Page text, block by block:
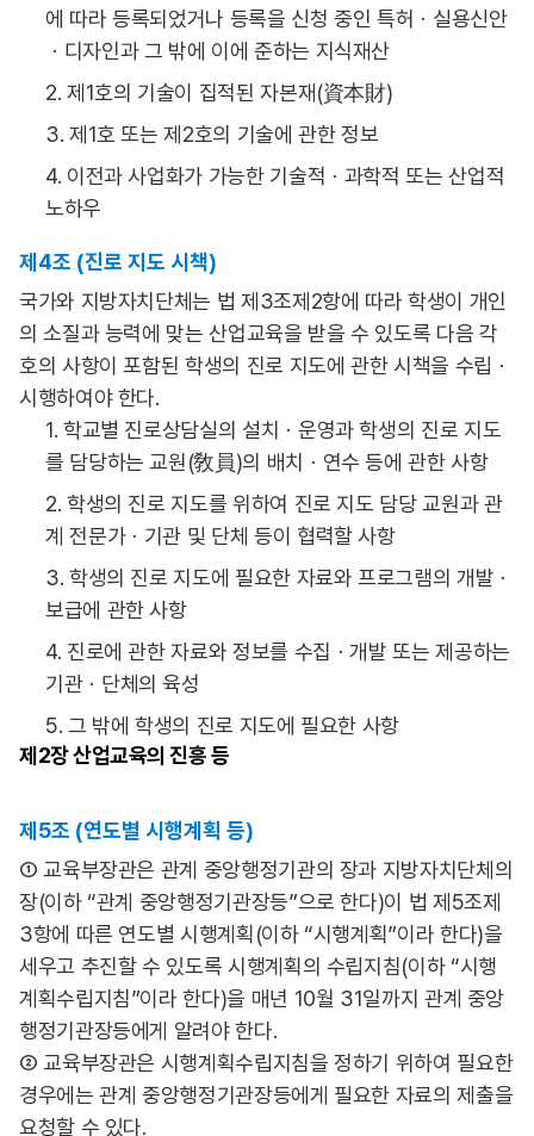
에 따라 등록되었거나 등록을 신청 중인 특허ㆍ실용신안
ㆍ디자인과 그 밖에 이에 준하는 지식재산
2. 제1호의 기술이 집적된 자본재(資本財)
3. 제1호 또는 제2호의 기술에 관한 정보
4. 이전과 사업화가 가능한 기술적ㆍ과학적 또는 산업적
노하우
제4조 (진로 지도 시책)
국가와 지방자치단체는 법 제3조제2항에 따라 학생이 개인
의 소질과 능력에 맞는 산업교육을 받을 수 있도록 다음 각
호의 사항이 포함된 학생의 진로 지도에 관한 시책을 수립ㆍ
시행하여야 한다.
1. 학교별 진로상담실의 설치ㆍ운영과 학생의 진로 지도
를 담당하는 교원(敎員)의 배치ㆍ연수 등에 관한 사항
2. 학생의 진로 지도를 위하여 진로 지도 담당 교원과 관
계 전문가ㆍ기관 및 단체 등이 협력할 사항
3. 학생의 진로 지도에 필요한 자료와 프로그램의 개발ㆍ
보급에 관한 사항
4. 진로에 관한 자료와 정보를 수집ㆍ개발 또는 제공하는
기관ㆍ단체의 육성
5. 그 밖에 학생의 진로 지도에 필요한 사항
제2장산업교육의 진흥 등
제5조 (연도별 시행계획 등)
① 교육부장관은 관계 중앙행정기관의 장과 지방자치단체의
장(이하 “관계 중앙행정기관장등”으로 한다)이 법 제5조제
3항에 따른 연도별 시행계획(이하 “시행계획”이라 한다)을
세우고 추진할 수 있도록 시행계획의 수립지침(이하 “시행
계획수립지침”이라 한다)을 매년 10월 31일까지 관계 중앙
행정기관장등에게 알려야 한다.
② 교육부장관은 시행계획수립지침을 정하기 위하여 필요한
경우에는 관계 중앙행정기관장등에게 필요한 자료의 제출을
요청할 수 있다.